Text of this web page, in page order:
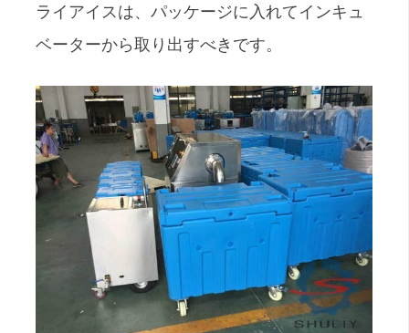
ライアイスは、パッケージに入れてインキュ
ベーターから取り出すべきです。